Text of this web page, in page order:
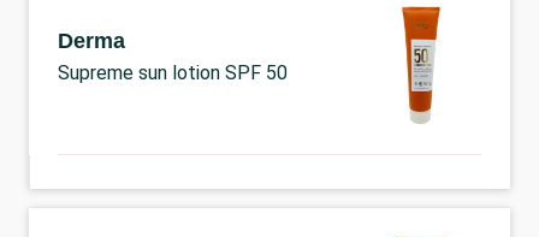
Derma
Supreme sun lotion SPF 50